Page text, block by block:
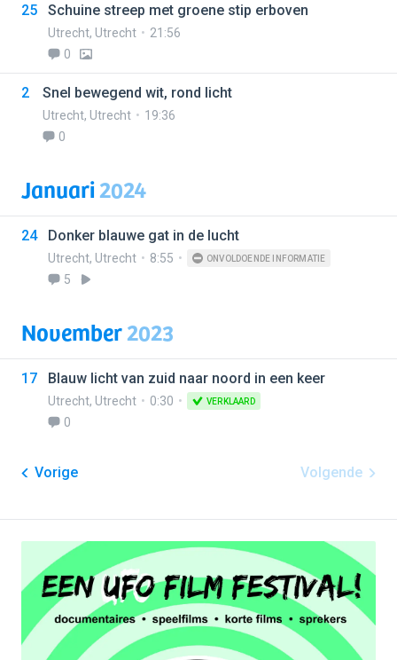
25 Schuine streep met groene stip erboven
Utrecht, Utrecht
21:56
0
2 Snel bewegend wit, rond licht
Utrecht, Utrecht
19:36
0
Januari2024
24 Donker blauwe gat in de lucht
Utrecht, Utrecht 8:55 ONVOLDOENDE INFORMATIE
5
November2023
17 Blauw licht van zuid naar noord in een keer
Utrecht, Utrecht 0:30 VERKLAARD
0
Vorige Volgende